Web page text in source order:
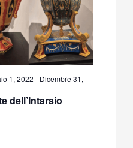
dell’Intarsio
1, 2022 - Dicembre 31,